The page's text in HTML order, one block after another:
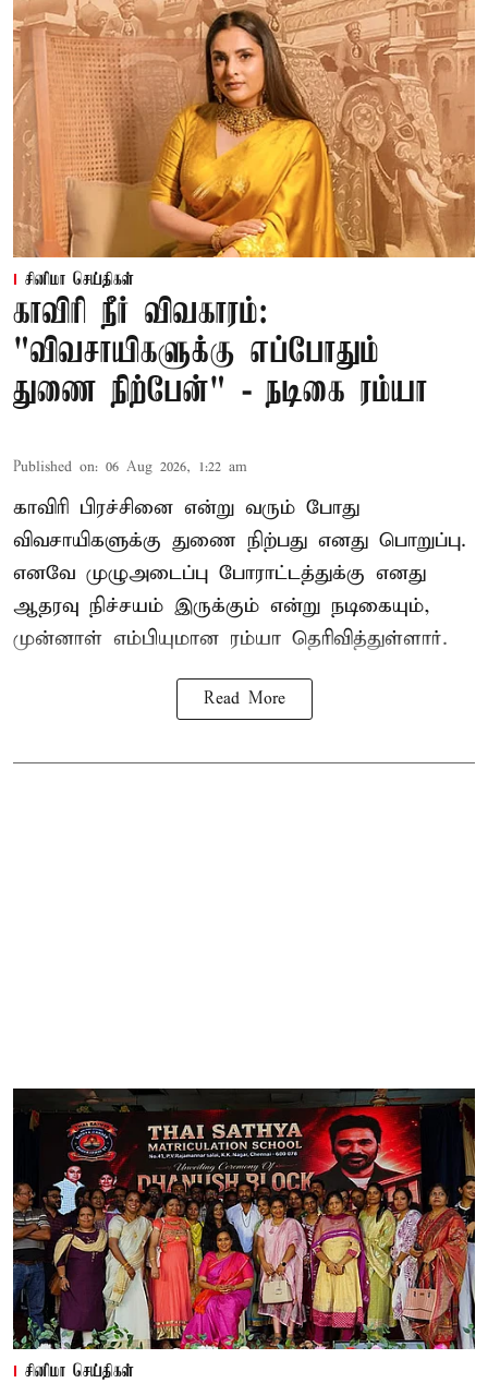
சினிமா செய்திகள்
காவிரி நீர் விவகாரம்:
"விவசாயிகளுக்கு எப்போதும்
துணை நிற்பேன்" - நடிகை ரம்யா
Published on: 06 Aug 2026, 1:22 am
காவிரி பிரச்சினை என்று வரும் போது
விவசாயிகளுக்கு துணை நிற்பது எனது பொறுப்பு.
எனவே முழுஅடைப்பு போராட்டத்துக்கு எனது
ஆதரவு நிச்சயம் இருக்கும் என்று நடிகையும்,
முன்னாள் எம்பியுமான ரம்யா தெரிவித்துள்ளார்.
Read More
சினிமா செய்திகள்